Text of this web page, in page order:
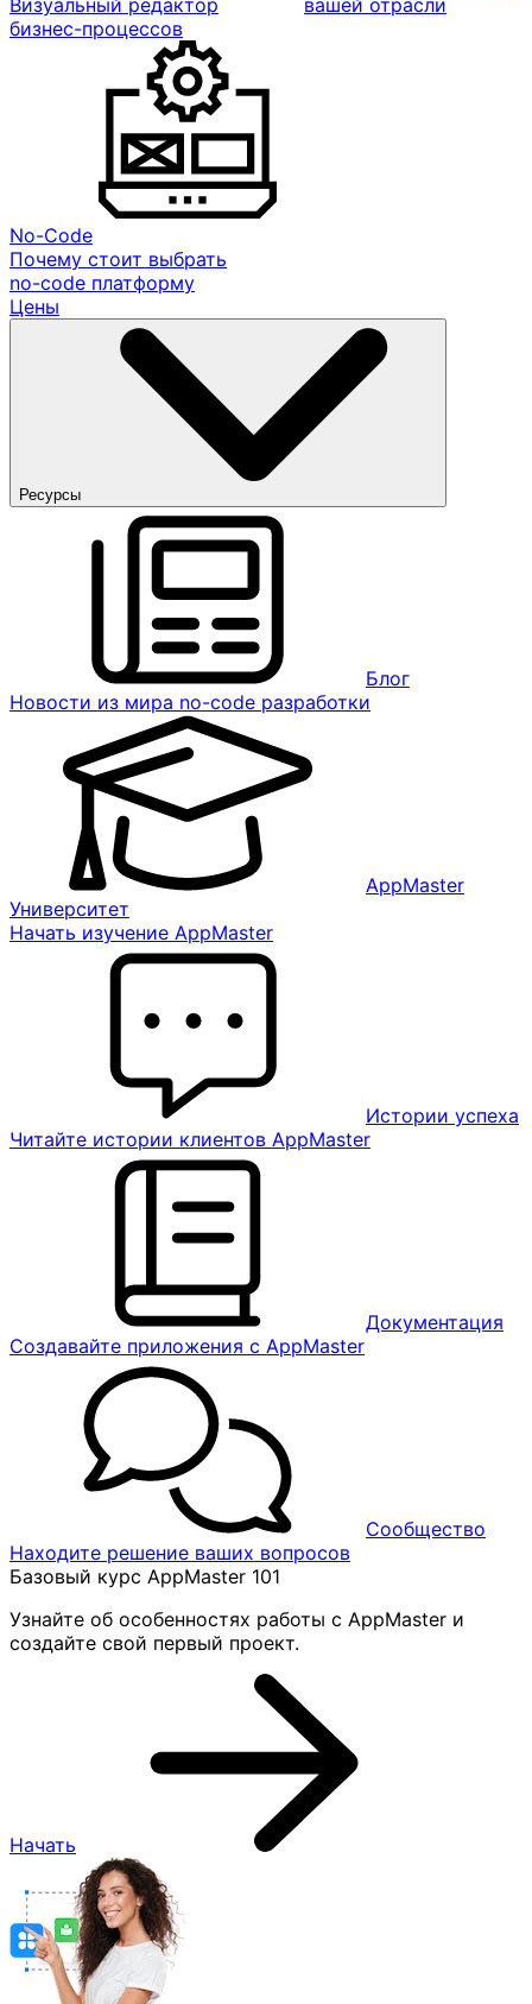
Визуальный редактор
бизнес-процессов
вашей отрасли
No-Code
Почему стоит выбрать
no-code платформу
Цены
Ресурсы
Блог
Новости из мира no-code разработки
AppMaster
Университет
Начать изучение AppMaster
Истории успеха
Читайте истории клиентов AppMaster
Документация
Создавайте приложения с AppMaster
Сообщество
Находите решение ваших вопросов
Базовый курс AppMaster 101
Узнайте об особенностях работы с AppMaster и
создайте свой первый проект.
Начать